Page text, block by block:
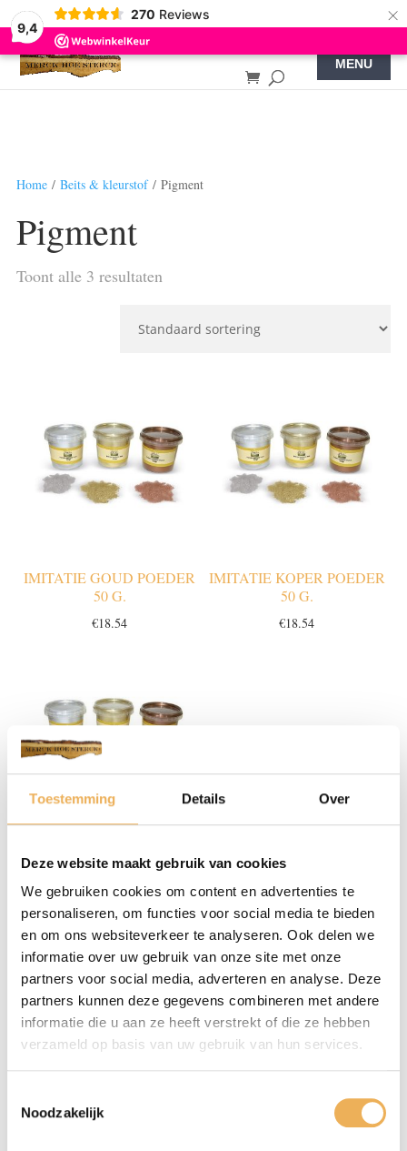
Toestemming Details Over
Deze website maakt gebruik van cookies
We gebruiken cookies om content en advertenties te
personaliseren, om functies voor social media te bieden
en om ons websiteverkeer te analyseren. Ook delen we
informatie over uw gebruik van onze site met onze
partners voor social media, adverteren en analyse. Deze
partners kunnen deze gegevens combineren met andere
informatie die u aan ze heeft verstrekt of die ze hebben
verzameld op basis van uw gebruik van hun services.
Noodzakelijk
9,4
270 Reviews ×
Home/ Beits & kleurstof/ Pigment
Pigment
Toont alle 3 resultaten
IMITATIE GOUD POEDER
50 G.
€18.54
IMITATIE KOPER POEDER
50 G.
€18.54
50 G.
€18.54
Beits & kleurstof (72)
Alcoholbeits (7)
Kleurstof
Retouceerstiften (11)
Waterbeits